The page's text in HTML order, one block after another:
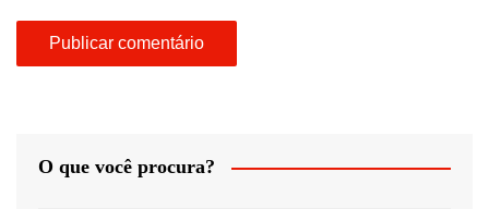
O que você procura?